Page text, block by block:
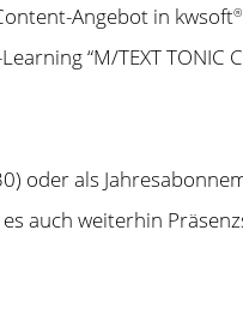
Angebot in kwsoft®
“M/TEXT TONIC
oder als
auch weiterhin